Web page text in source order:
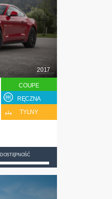
2017
COUPE
RĘCZNA
TYLNY
DOSTĘPNOŚĆ